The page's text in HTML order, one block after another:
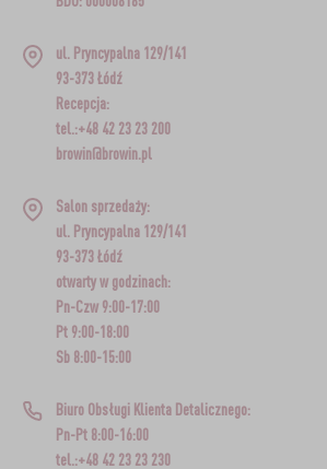
ul. Pryncypalna 129/141
93-373 Łódź
Recepcja:
tel.:+48 42 23 23 200
browin@browin.pl
Salon sprzedaży:
ul. Pryncypalna 129/141
93-373 Łódź
otwarty w godzinach:
Pn-Czw 9:00-17:00
Pt 9:00-18:00
Sb 8:00-15:00
Biuro Obsługi Klienta Detalicznego:
Pn-Pt 8:00-16:00
tel.:+48 42 23 23 230